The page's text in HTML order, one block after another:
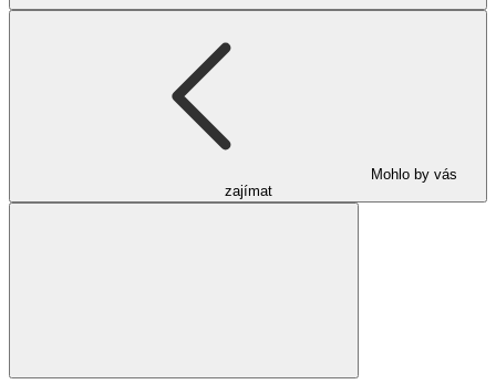
Mohlo by vás
zajímat